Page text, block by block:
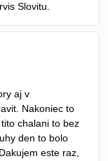
Slovitu.
aj v
Nakoniec to
chalani to bez
den to bolo
este raz,